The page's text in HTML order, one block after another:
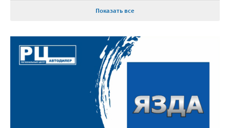
Показать все